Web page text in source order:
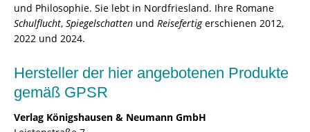
und Philosophie. Sie lebt in Nordfriesland. Ihre Romane
Schulflucht, Spiegelschatten und Reisefertigerschienen 2012,
2022 und 2024.
Hersteller der hier angebotenen Produkte
gemäß GPSR
Verlag Königshausen & Neumann GmbH